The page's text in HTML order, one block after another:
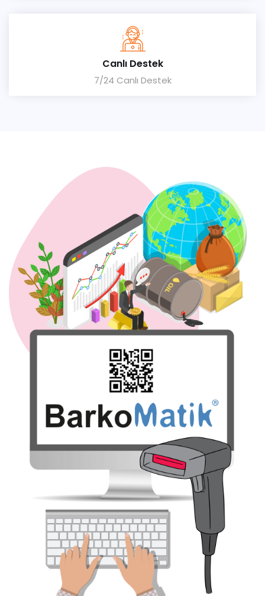
Canlı Destek
7/24 Canlı Destek